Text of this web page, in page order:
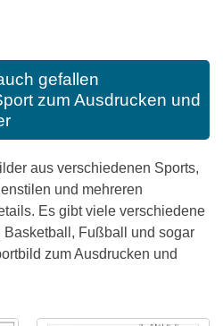
gefallen
zum Ausdrucken und
aus verschiedenen Sports,
und mehreren
Es gibt viele verschiedene
Fußball und sogar
zum Ausdrucken und